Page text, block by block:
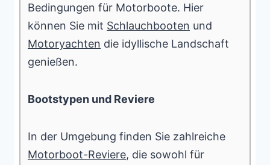
Bedingungen für Motorboote. Hier
können Sie mit Schlauchbooten und
Motoryachten die idyllische Landschaft
genießen.
Bootstypen und Reviere
In der Umgebung finden Sie zahlreiche
Motorboot-Reviere, die sowohl für